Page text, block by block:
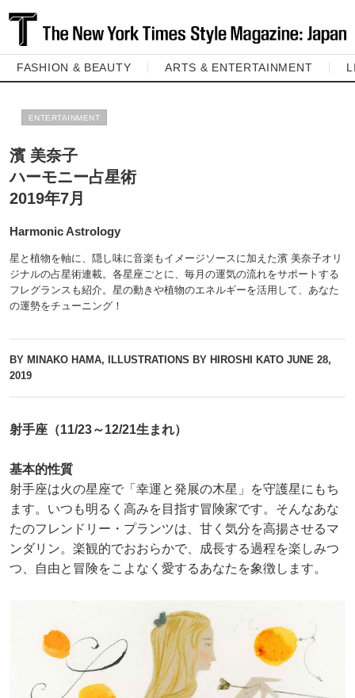
FASHION & BEAUTY ARTS & ENTERTAINMENT
ENTERTAINMENT
濱 美奈子
ハーモニー占星術
2019年7月
Harmonic Astrology
星と植物を軸に、隠し味に音楽もイメージソースに加えた濱 美奈子オリ
ジナルの占星術連載。各星座ごとに、毎月の運気の流れをサポートする
フレグランスも紹介。星の動きや植物のエネルギーを活用して、あなた
の運勢をチューニング！
BY MINAKO HAMA, ILLUSTRATIONS BY HIROSHI KATO JUNE 28,
2019
射手座（11/23～12/21生まれ）
基本的性質
射手座は火の星座で「幸運と発展の木星」を守護星にもち
ます。いつも明るく高みを目指す冒険家です。そんなあな
たのフレンドリー・プランツは、甘く気分を高揚させるマ
ンダリン。楽観的でおおらかで、成長する過程を楽しみつ
つ、自由と冒険をこよなく愛するあなたを象徴します。